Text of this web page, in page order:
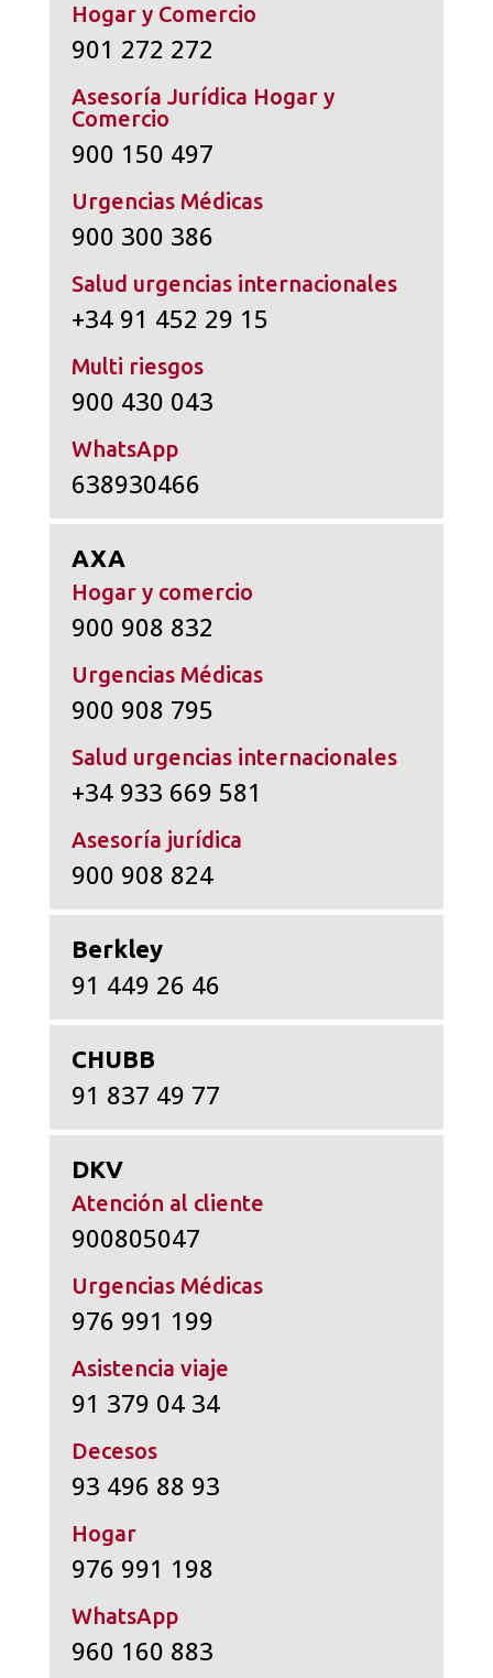
Hogar y Comercio
901 272 272
Asesoría Jurídica Hogar y
Comercio
900 150 497
Urgencias Médicas
900 300 386
Salud urgencias internacionales
+34 91 452 29 15
Multi riesgos
900 430 043
WhatsApp
638930466
AXA
Hogar y comercio
900 908 832
Urgencias Médicas
900 908 795
Salud urgencias internacionales
+34 933 669 581
Asesoría jurídica
900 908 824
Berkley
91 449 26 46
CHUBB
91 837 49 77
DKV
Atención al cliente
900805047
Urgencias Médicas
976 991 199
Asistencia viaje
91 379 04 34
Decesos
93 496 88 93
Hogar
976 991 198
WhatsApp
960 160 883